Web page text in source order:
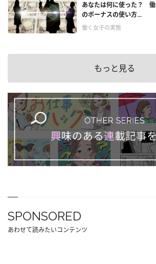
あなたは何に使った？
のボーナスの使い方...
働く女子の実態
もっと見る
SPONSORED
あわせて読みたいコンテンツ